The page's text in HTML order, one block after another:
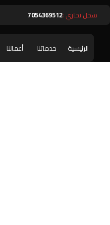
سجل تجاري :7054369512
الرئيسية خدماتنا أعمالنا